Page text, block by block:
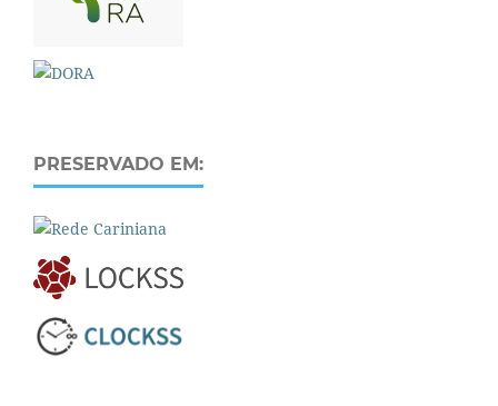
PRESERVADO EM: